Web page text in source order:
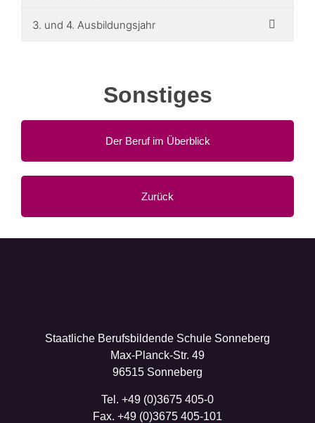
3. und 4. Ausbildungsjahr
Sonstiges
Der Beruf im Überblick
Zurück
Staatliche Berufsbildende Schule Sonneberg
Max-Planck-Str. 49
96515 Sonneberg
Tel. +49 (0)3675 405-0
Fax. +49 (0)3675 405-101